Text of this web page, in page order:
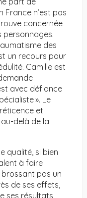
France n’est pas
concernée
personnages.
des
un recours pour
Camille est
avec défiance
». Le
et
delà de la
qualité, si bien
à faire
brossant pas un
de ses effets,
ses résultats